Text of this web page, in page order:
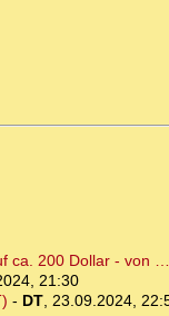
ca. 200 Dollar - von …
21:30
- DT, 23.09.2024,